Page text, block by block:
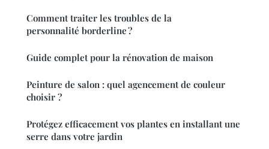
Comment traiter les troubles de la
personnalité borderline ?
Guide complet pour la rénovation de maison
Peinture de salon : quel agencement de couleur
choisir ?
Protégez efficacement vos plantes en installant une
serre dans votre jardin